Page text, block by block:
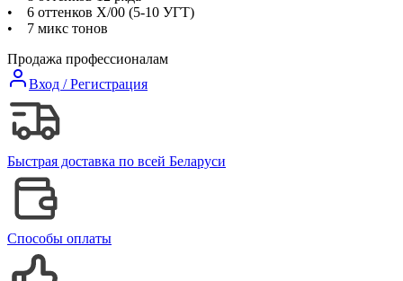
• 6 оттенков Х/00 (5-10 УГТ)
• 7 микс тонов
Продажа профессионалам
Вход / Регистрация
Быстрая доставка по всей Беларуси
Способы оплаты